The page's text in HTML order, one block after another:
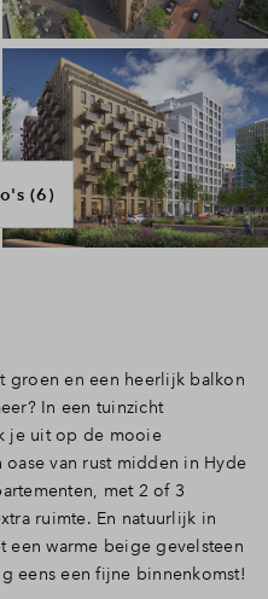
Inloggen
(6)
groen en een heerlijk balkon
In een tuinzicht
je uit op de mooie
van rust midden in Hyde
met 2 of 3
ruimte. En natuurlijk in
warme beige gevelsteen
eens een fijne binnenkomst!